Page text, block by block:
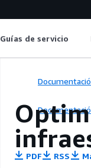
Guías de servicio
PDF RSS